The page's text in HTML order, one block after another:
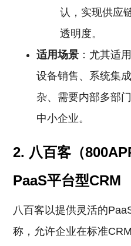
认，实现供应
透明度。
适用场景 ：尤其适
设备销售、系统集
杂、需要内部多部
中小企业。
2. 八百客（
PaaS平台型CRM
八百客以提供灵活的
称，允许企业在标准